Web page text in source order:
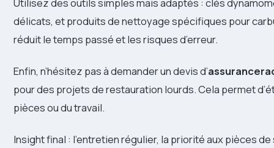
Utilisez des outils simples mais adaptés : clés
délicats, et produits de nettoyage spécifiques pour
réduit le temps passé et les risques d’erreur.
Enfin, n’hésitez pas à demander un devis d’
pour des projets de restauration lourds. Cela permet
pièces ou du travail.
Insight final : l’entretien régulier, la priorité aux pièces